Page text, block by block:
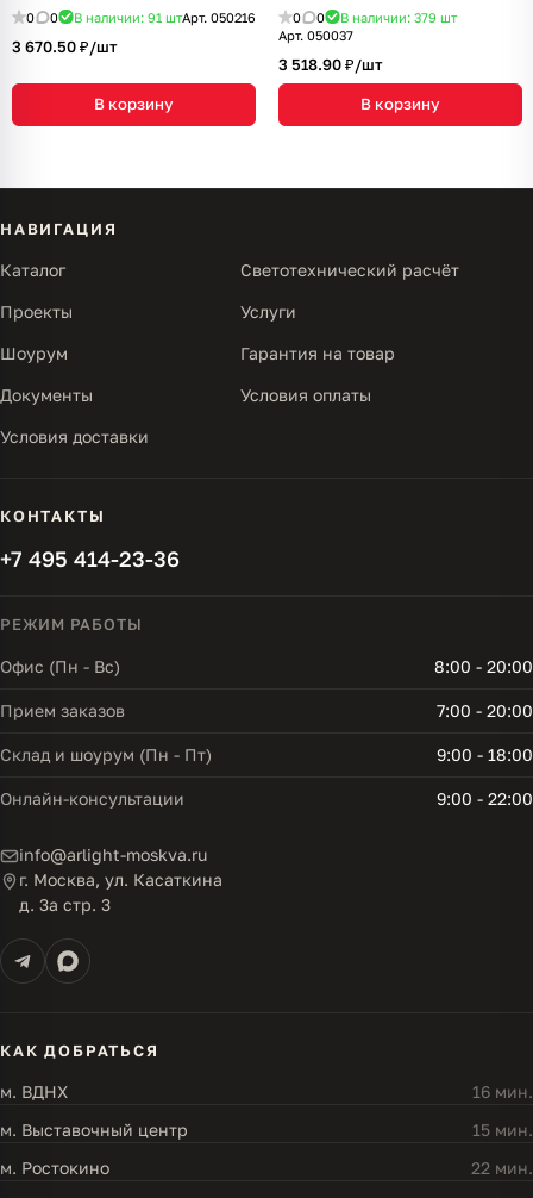
Zigbee) (Arlight, -)
0 0 В наличии: 91 штАрт. 050216
3 670.50 ₽/шт
В корзину
0 0 В наличии: 379 шт
Арт. 050037
3 518.90 ₽/шт
В корзину
НАВИГАЦИЯ
Каталог Светотехнический расчёт
Проекты Услуги
Шоурум Гарантия на товар
Документы Условия оплаты
Условия доставки
КОНТАКТЫ
+7 495 414-23-36
РЕЖИМ РАБОТЫ
Офис (Пн - Вс) 8:00 - 20:00
Прием заказов 7:00 - 20:00
Склад и шоурум (Пн - Пт) 9:00 - 18:00
Онлайн-консультации 9:00 - 22:00
info@arlight-moskva.ru
г. Москва, ул. Касаткина
д. 3а стр. 3
КАК ДОБРАТЬСЯ
м. ВДНХ
16 мин.
м. Выставочный центр
15 мин.
м. Ростокино
22 мин.